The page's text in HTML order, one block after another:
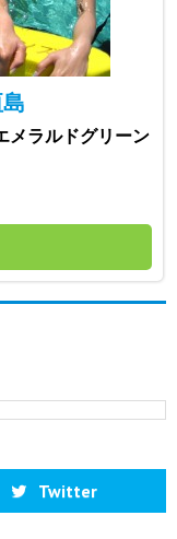
メラルドグリーン
Twitter